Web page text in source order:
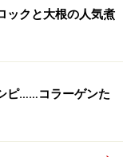
ックと大根の人気煮
ピ……コラーゲンた